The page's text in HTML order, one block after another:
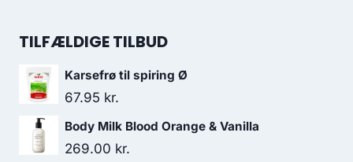
pris
133.00 kr..
pris
110.95 kr..
TILFÆLDIGE TILBUD
Karsefrø til spiring Ø
67.95 kr.
Body Milk Blood Orange & Vanilla
269.00 kr.